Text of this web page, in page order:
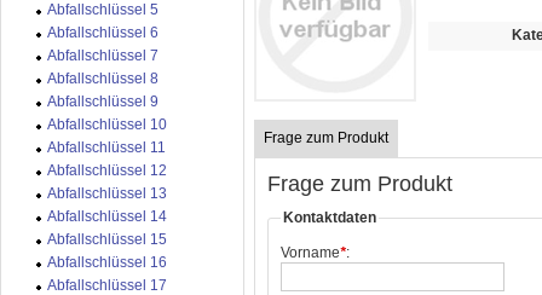
Frage zum Produkt
Frage zum Produkt
Kontaktdaten
Vorname*:
Abfallschlüssel 5
Abfallschlüssel 6
Abfallschlüssel 7
Abfallschlüssel 8
Abfallschlüssel 9
Abfallschlüssel 10
Abfallschlüssel 11
Abfallschlüssel 12
Abfallschlüssel 13
Abfallschlüssel 14
Abfallschlüssel 15
Abfallschlüssel 16
Abfallschlüssel 17